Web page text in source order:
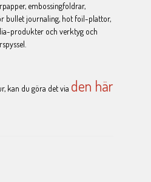
embossingfoldrar,
bullet journaling, hot foil-plattor,
produkter och verktyg och
kan du göra det via den här